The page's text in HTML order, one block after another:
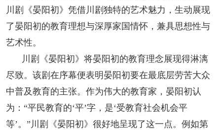
校园文学 其他阅读 文学访谈 作家新作
新书快讯
服务
四川文学 星星诗刊 当代文坛 四川作家报
川剧《晏阳初》凭借川剧独特的艺术魅力，生动展现
了晏阳初的教育理想与深厚家国情怀，兼具思想性与
艺术性。
川剧《晏阳初》将晏阳初的教育理念展现得淋漓
尽致。该剧在序幕便表明晏阳初要在最底层劳苦大众
中普及教育的主张。作为伟大的教育家，晏阳初认
为：“平民教育的‘平’字，是‘受教育社会机会平
等’。”川剧《晏阳初》很好地呈现了这一点。例如第